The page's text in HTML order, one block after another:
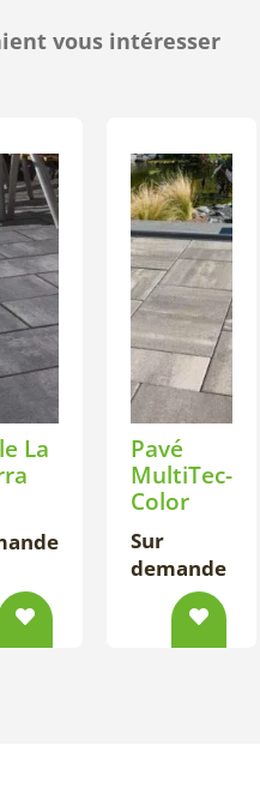
vous intéresser
La
Pavé
MultiTec-
Color
Sur
demande